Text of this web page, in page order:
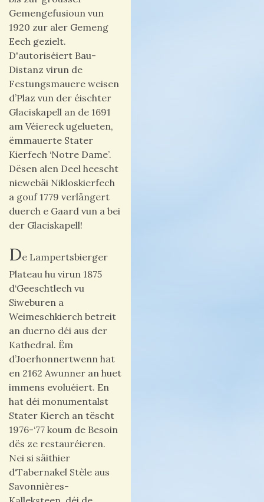
Gemengefusioun vun
1920 zur aler Gemeng
Eech gezielt.
D'autoriséiert Bau-
Distanz virun de
Festungsmauere weisen
d’Plaz vun der éischter
Glaciskapell an de 1691
am Véiereck ugelueten,
ëmmauerte Stater
Kierfech ‘Notre Dame’.
Dësen alen Deel heescht
niewebäi Nikloskierfech
a gouf 1779 verlängert
duerch e Gaard vun a bei
der Glaciskapell!
De Lampertsbierger
Plateau hu virun 1875
d‘Geeschtlech vu
Siweburen a
Weimeschkierch betreit
an duerno déi aus der
Kathedral. Ëm
d’Joerhonnertwenn hat
en 2162 Awunner an huet
immens evoluéiert. En
hat déi monumentalst
Stater Kierch an tëscht
1976-‘77 koum de Besoin
dës ze restauréieren.
Nei si säithier
d‘Tabernakel Stèle aus
Savonnières-